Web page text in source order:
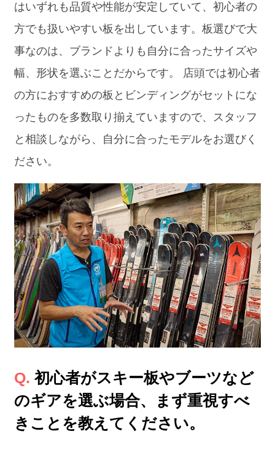
はいずれも品質や性能が安定していて、初心者の
方でも扱いやすい板を出しています。板選びで大
事なのは、ブランドよりも自分に合ったサイズや
幅、形状を選ぶことだからです。 店頭では初心者
の方におすすめの板とビンディングがセットにな
ったものを多数取り揃えていますので、スタッフ
と相談しながら、自分に合ったモデルをお選びく
ださい。
初心者がスキー板やブーツなど
のギアを選ぶ場合、まず重視すべ
きことを教えてください。